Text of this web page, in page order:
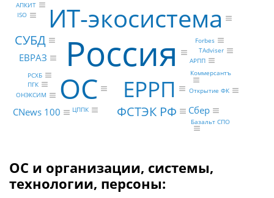
Россия
ОС
ИТ-экосистема
ЕРРП
ФСТЭК РФ
СУБД
CNews 100 Сбер
ЕВРАЗ
РСХБ
Открытие ФК
ОНЭКСИМ
ПГК
ЦППК
Коммерсантъ
АРПП
TAdviser
Forbes
АПКИТ
ISO
Базальт СПО
ОС и организации, системы,
технологии, персоны: